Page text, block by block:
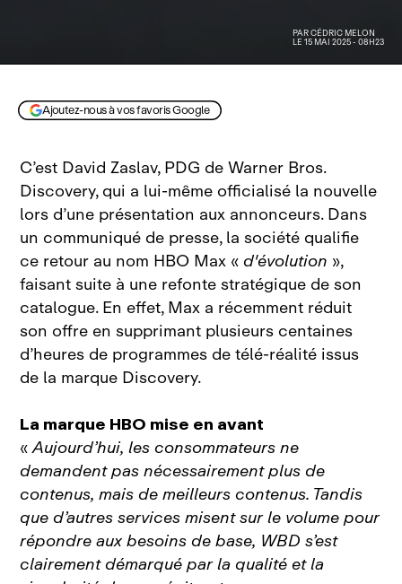
PARCÉDRIC MELON
LE 15 MAI 2025 - 08H23
Ajoutez-nous à vos favoris Google
C’est David Zaslav, PDG de Warner Bros.
Discovery, qui a lui‑même officialisé la nouvelle
lors d’une présentation aux annonceurs. Dans
un communiqué de presse, la société qualifie
ce retour au nom HBO Max « d'évolution »,
faisant suite à une refonte stratégique de son
catalogue. En effet, Max a récemment réduit
son offre en supprimant plusieurs centaines
d’heures de programmes de télé‑réalité issus
de la marque Discovery.
La marque HBO mise en avant
«Aujourd’hui, les consommateurs ne
demandent pas nécessairement plus de
contenus, mais de meilleurs contenus. Tandis
que d’autres services misent sur le volume pour
répondre aux besoins de base, WBD s’est
clairement démarqué par la qualité et la